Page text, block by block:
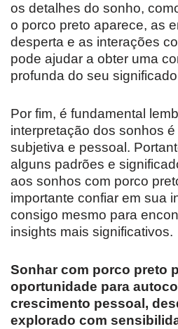
os detalhes do sonho,
o porco preto aparece, as
desperta e as interações
pode ajudar a obter uma
profunda do seu
Por fim, é fundamental
interpretação dos sonhos
subjetiva e pessoal.
alguns padrões e
aos sonhos com porco
importante confiar em sua
consigo mesmo para
insights mais significativos.
Sonhar com porco preto
oportunidade para
crescimento pessoal,
explorado com